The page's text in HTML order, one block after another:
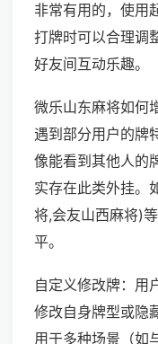
非常有用的，使用
打牌时可以合理调
好友间互动乐趣。
微乐山东麻将如何
遇到部分用户的牌
像能看到其他人的
实存在此类外挂。
将,会友山西麻将)
平。
自定义修改牌：用
修改自身牌型或隐
用于多种场景（如